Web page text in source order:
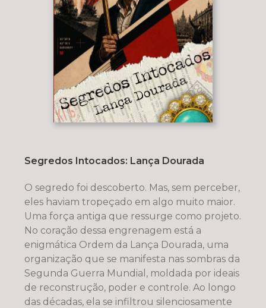
Segredos Intocados: Lança Dourada
O segredo foi descoberto. Mas, sem perceber,
eles haviam tropeçado em algo muito maior.
Uma força antiga que ressurge como projeto.
No coração dessa engrenagem está a
enigmática Ordem da Lança Dourada, uma
organização que se manifesta nas sombras da
Segunda Guerra Mundial, moldada por ideais
de reconstrução, poder e controle. Ao longo
das décadas, ela se infiltrou silenciosamente